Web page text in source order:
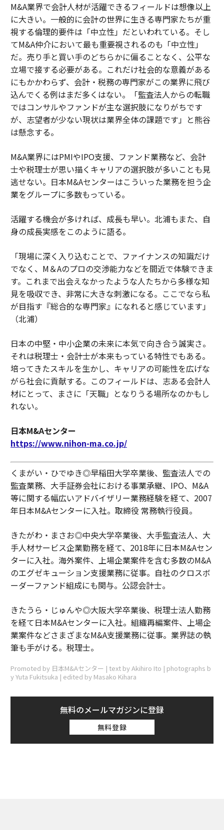
M&A業界で会計人材が活躍できるフィールドは想像以上
に大きい。一般的に会計の世界に生きる専門家たちが重
視する倫理的要件は「中立性」だといわれている。そし
てM&A仲介において最も重要視されるのも「中立性」
だ。売り手と買い手のどちらかに偏ることなく、公平な
立場で接する必要がある。これだけ社会的な意義がある
にもかかわらず、会計・税務の専門家がこの業界に飛び
込んでくる例はまだ多くはない。「監査法人からの転職
ではコンサルやファンドが主な選択肢になりがちです
が、志望者が少ない現状は業界全体の課題です」と熊谷
は懸念する。
M&A業界にはPMIやIPO支援、ファンド業務など、会計
士や税理士が思い描くキャリアの選択肢が多いことも見
逃せない。日本M&Aセンターはこういった業務を担う企
業をグループに多数もっている。
活躍する機会が多ければ、成長も早い。北浦もまた、自
身の成長実感をこのように語る。
「現場に深く入り込むことで、ファイナンスの知識だけ
でなく、M＆Aのプロの交渉能力などを間近で体験できま
す。これまで出会えなかったような人たちから多様な知
見を吸収でき、非常に大きな刺激になる。ここでなら私
が目指す『総合的な専門家』になれると感じています」
（北浦）
日本の中堅・中小企業の未来に本気で向き合う誠実さ。
それは税理士・会計士が本来もっている特性でもある。
培ってきたスキルを生かし、キャリアの可能性を広げな
がら社会に貢献する。このフィールドは、志ある会計人
材にとって、まさに「天職」となりうる場所なのかもし
れない。
日本M&Aセンター
https://www.nihon-ma.co.jp/
くまがい・ひでゆき◎早稲田大学卒業後、監査法人での
監査業務、大手証券会社における事業承継、IPO、M&A
等に関する幅広いアドバイザリー業務経験を経て、2007
年日本M&Aセンターに入社。取締役 常務執行役員。
きたがわ・まさお◎中央大学卒業後、大手監査法人、大
手人材サービス企業勤務を経て、2018年に日本M&Aセン
ターに入社。海外案件、上場企業案件を含む多数のM&A
のエグゼキューション支援業務に従事。自社のクロスボ
ーダーファンド組成にも関与。公認会計士。
きたうら・じゅんや◎大阪大学卒業後、税理士法人勤務
を経て日本M&Aセンターに入社。組織再編案件、上場企
業案件などさまざまなM&A支援業務に従事。業界誌の執
筆も手がける。税理士。
Promoted by 日本M&Aセンター | text by Akihiro Ito | photographs b
y Yuta Fukitsuka | edited by Masako Kihara
無料のメールマガジンに登録
無料登録